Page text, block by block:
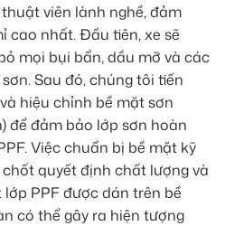
viên lành nghề, đảm
cao nhất. Đầu tiên, xe sẽ
mọi bụi bẩn, dầu mỡ và các
Sau đó, chúng tôi tiến
hiệu chỉnh bề mặt sơn
để đảm bảo lớp sơn hoàn
Việc chuẩn bị bề mặt kỹ
quyết định chất lượng và
PPF được dán trên bề
có thể gây ra hiện tượng